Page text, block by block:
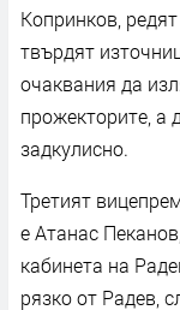
Копринков,
твърдят
очаквания да
прожекторите, а
задкулисно.
Третият
е Атанас
кабинета на
рязко от Радев,